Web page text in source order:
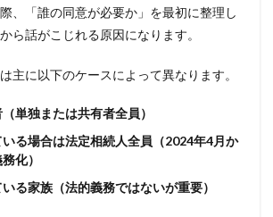
、「誰の同意が必要か」を最初に整理し
ら話がこじれる原因になります。
主に以下のケースによって異なります。
単独または共有者全員）
る場合は法定相続人全員（2024年4月か
化）
る家族（法的義務ではないが重要）